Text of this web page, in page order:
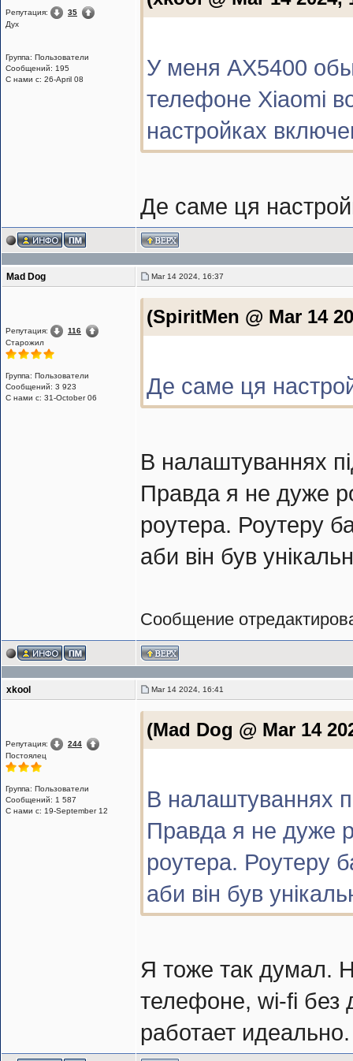
Репутация:
35
Дух
Группа: Пользователи
Сообщений: 195
С нами с: 26-April 08
У меня AX5400
телефоне Xiaomi
настройках
Де саме ця
Mad Dog Mar 14 2024, 16:37
Репутация:
116
Старожил
Группа: Пользователи
Сообщений: 3 923
С нами с: 31-October 06
(SpiritMen @ Mar 14
Де саме ця
В налаштуваннях
Правда я не дуже
роутера. Роутеру
аби він був
Сообщение
xkool Mar 14 2024, 16:41
Репутация:
244
Постоялец
Группа: Пользователи
Сообщений: 1 587
С нами с: 19-September 12
(Mad Dog @ Mar 14
В налаштуваннях
Правда я не дуже
роутера. Роутеру
аби він був
Я тоже так думал.
телефоне, wi-fi без
работает идеально.